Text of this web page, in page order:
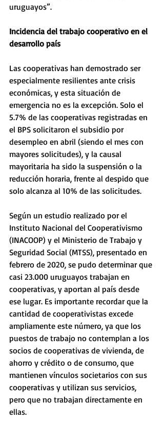
uruguayos”.
Incidencia del trabajo cooperativo en el
desarrollo país
Las cooperativas han demostrado ser
especialmente resilientes ante crisis
económicas, y esta situación de
emergencia no es la excepción. Solo el
5.7% de las cooperativas registradas en
el BPS solicitaron el subsidio por
desempleo en abril (siendo el mes con
mayores solicitudes), y la causal
mayoritaria ha sido la suspensión o la
reducción horaria, frente al despido que
solo alcanza al 10% de las solicitudes.
Según un estudio realizado por el
Instituto Nacional del Cooperativismo
(INACOOP) y el Ministerio de Trabajo y
Seguridad Social (MTSS), presentado en
febrero de 2020, se pudo determinar que
casi 23.000 uruguayos trabajan en
cooperativas, y aportan al país desde
ese lugar. Es importante recordar que la
cantidad de cooperativistas excede
ampliamente este número, ya que los
puestos de trabajo no contemplan a los
socios de cooperativas de vivienda, de
ahorro y crédito o de consumo, que
mantienen vínculos societarios con sus
cooperativas y utilizan sus servicios,
pero que no trabajan directamente en
ellas.